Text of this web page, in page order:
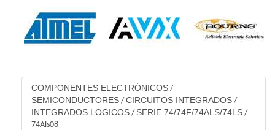
COMPONENTES ELECTRÓNICOS /
SEMICONDUCTORES / CIRCUITOS INTEGRADOS /
INTEGRADOS LOGICOS / SERIE 74/74F/74ALS/74LS /
74Als08